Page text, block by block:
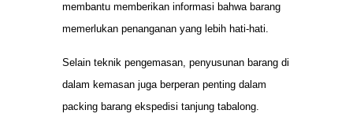
membantu memberikan informasi bahwa barang
memerlukan penanganan yang lebih hati-hati.
Selain teknik pengemasan, penyusunan barang di
dalam kemasan juga berperan penting dalam
packing barang ekspedisi tanjung tabalong.